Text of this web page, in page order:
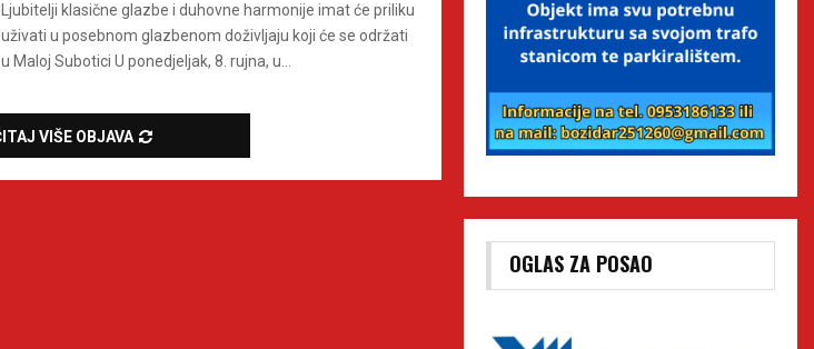
Ljubitelji klasične glazbe i duhovne harmonije imat će priliku
uživati u posebnom glazbenom doživljaju koji će se održati
u Maloj Subotici U ponedjeljak, 8. rujna, u...
VIŠE OBJAVA
OGLAS ZA POSAO